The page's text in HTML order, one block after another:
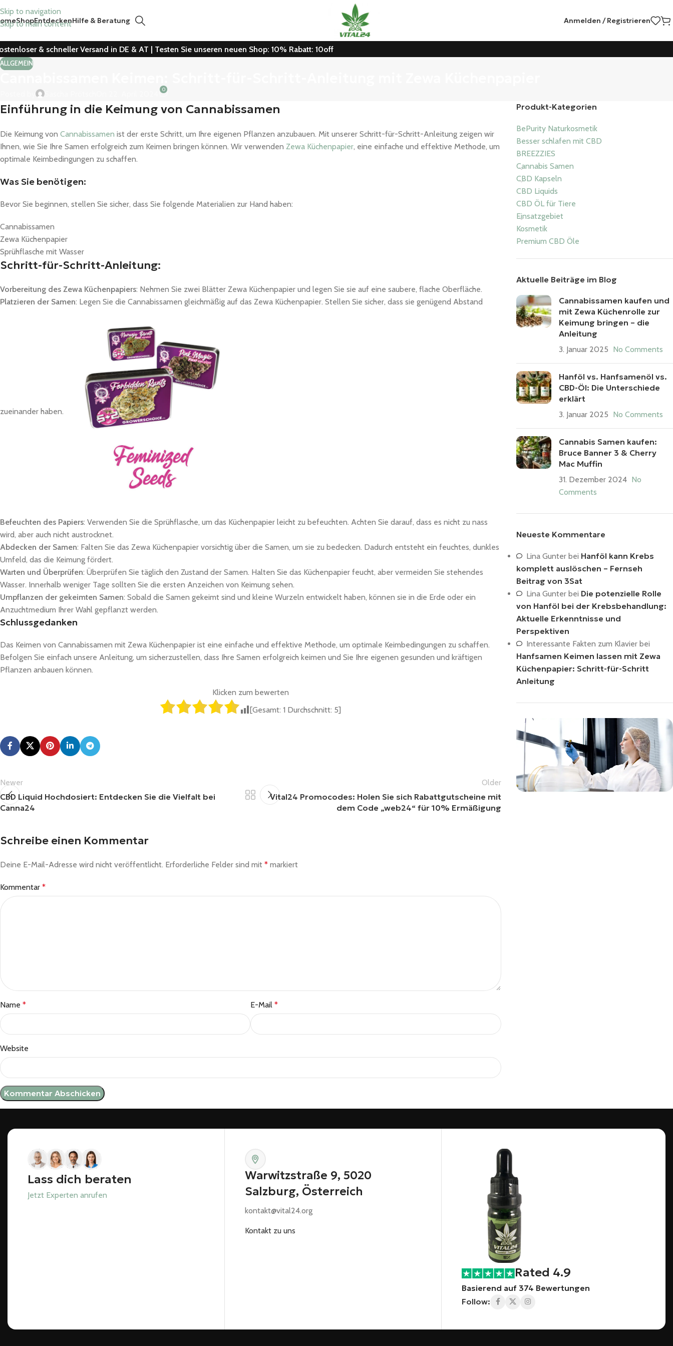
Skip to navigation
Skip to main content
ShopEntdeckenHilfe & Beratung Anmelden / Registrieren
& schneller Versand in DE & AT | Testen Sie unseren neuen Shop: 10% Rabatt: 10off
ALLGEMEIN
0
Einführung in die Keimung von Cannabissamen
Die Keimung von Cannabissamen ist der erste Schritt, um Ihre eigenen Pflanzen anzubauen. Mit unserer Schritt-für-Schritt-Anleitung zeigen wir
Ihnen, wie Sie Ihre Samen erfolgreich zum Keimen bringen können. Wir verwenden Zewa Küchenpapier, eine einfache und effektive Methode, um
optimale Keimbedingungen zu schaffen.
Was Sie benötigen:
Bevor Sie beginnen, stellen Sie sicher, dass Sie folgende Materialien zur Hand haben:
Cannabissamen
Zewa Küchenpapier
Sprühflasche mit Wasser
Schritt-für-Schritt-Anleitung:
Vorbereitung des Zewa Küchenpapiers: Nehmen Sie zwei Blätter Zewa Küchenpapier und legen Sie sie auf eine saubere, flache Oberfläche.
Platzieren der Samen: Legen Sie die Cannabissamen gleichmäßig auf das Zewa Küchenpapier. Stellen Sie sicher, dass sie genügend Abstand
zueinander haben.
Befeuchten des Papiers: Verwenden Sie die Sprühflasche, um das Küchenpapier leicht zu befeuchten. Achten Sie darauf, dass es nicht zu nass
wird, aber auch nicht austrocknet.
Abdecken der Samen: Falten Sie das Zewa Küchenpapier vorsichtig über die Samen, um sie zu bedecken. Dadurch entsteht ein feuchtes, dunkles
Umfeld, das die Keimung fördert.
Warten und Überprüfen: Überprüfen Sie täglich den Zustand der Samen. Halten Sie das Küchenpapier feucht, aber vermeiden Sie stehendes
Wasser. Innerhalb weniger Tage sollten Sie die ersten Anzeichen von Keimung sehen.
Umpflanzen der gekeimten Samen: Sobald die Samen gekeimt sind und kleine Wurzeln entwickelt haben, können sie in die Erde oder ein
Anzuchtmedium Ihrer Wahl gepflanzt werden.
Schlussgedanken
Das Keimen von Cannabissamen mit Zewa Küchenpapier ist eine einfache und effektive Methode, um optimale Keimbedingungen zu schaffen.
Befolgen Sie einfach unsere Anleitung, um sicherzustellen, dass Ihre Samen erfolgreich keimen und Sie Ihre eigenen gesunden und kräftigen
Pflanzen anbauen können.
Klicken zum bewerten
[Gesamt: 1 Durchschnitt: 5]
Newer
CBD Liquid Hochdosiert: Entdecken Sie die Vielfalt bei
Canna24
Older
Vital24 Promocodes: Holen Sie sich Rabattgutscheine mit
dem Code „web24“ für 10% Ermäßigung
Schreibe einen Kommentar
Deine E-Mail-Adresse wird nicht veröffentlicht. Erforderliche Felder sind mit * markiert
Kommentar *
Name * E-Mail*
Website
Produkt-Kategorien
BePurity Naturkosmetik
Besser schlafen mit CBD
BREEZZIES
Cannabis Samen
CBD Kapseln
CBD Liquids
CBD ÖL für Tiere
Einsatzgebiet
Kosmetik
Premium CBD Öle
Aktuelle Beiträge im Blog
Cannabissamen kaufen und
mit Zewa Küchenrolle zur
Keimung bringen – die
Anleitung
3. Januar 2025 No Comments
Hanföl vs. Hanfsamenöl vs.
CBD-Öl: Die Unterschiede
erklärt
3. Januar 2025 No Comments
Cannabis Samen kaufen:
Bruce Banner 3 & Cherry
Mac Muffin
31. Dezember 2024 No
Comments
Neueste Kommentare
Lina Gunterbei Hanföl kann Krebs
komplett auslöschen – Fernseh
Beitrag von 3Sat
Lina Gunterbei Die potenzielle Rolle
von Hanföl bei der Krebsbehandlung:
Aktuelle Erkenntnisse und
Perspektiven
Interessante Fakten zum Klavierbei
Hanfsamen Keimen lassen mit Zewa
Küchenpapier: Schritt-für-Schritt
Anleitung
Lass dich beraten
Jetzt Experten anrufen
Warwitzstraße 9, 5020
Salzburg, Österreich
kontakt@vital24.org
Kontakt zu uns
Rated 4.9
Basierend auf 374 Bewertungen
Follow: